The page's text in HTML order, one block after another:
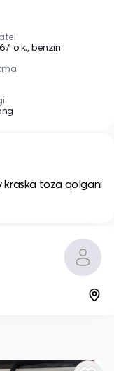
o.k., benzin
kraska toza qolgani